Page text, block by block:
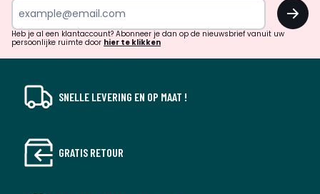
verrassingen?
OK
Heb je al een klantaccount? Abonneer je dan op de nieuwsbrief vanuit uw
persoonlijke ruimte door hier te klikken
SNELLE LEVERING EN OP MAAT !
GRATIS RETOUR